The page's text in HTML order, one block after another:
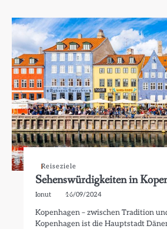
Reiseziele
Sehenswürdigkeiten in
Ionut 16/09/2024
Kopenhagen – zwischen Tradition
Kopenhagen ist die Hauptstadt